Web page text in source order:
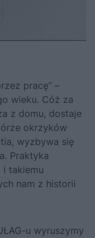
pracę” –
wieku. Cóż za
z domu, dostaje
okrzyków
wyzbywa się
Praktyka
i takiemu
nam z historii
u wyruszymy